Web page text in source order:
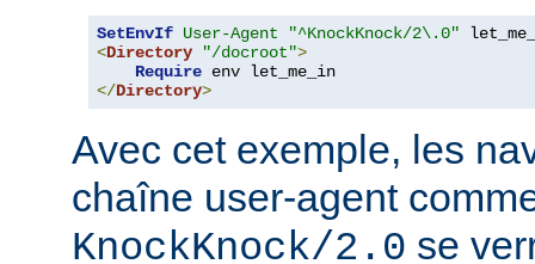
SetEnvIf User-Agent
"^KnockKnock/2\.0"
<Directory "/docroot">
Require
</Directory>
Avec cet exemple, les
chaîne user-agent
KnockKnock/2.0 se